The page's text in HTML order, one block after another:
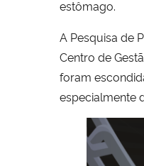
estômago.
A Pesquisa de
Centro de
foram
especialmente